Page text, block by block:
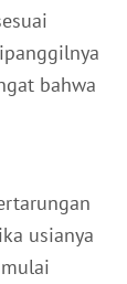
bahwa
usianya